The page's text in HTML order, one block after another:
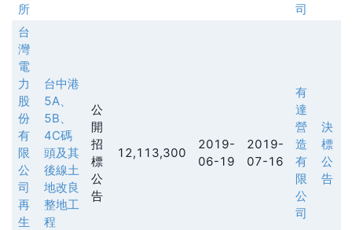
所
司
台
灣
電
力
股
份
有
限
公
司
再
生
台中港
5A、
5B、
4C碼
頭及其
後線土
地改良
整地工
程
公
開
招
標
公
告
12,113,300
2019-
06-19
2019-
07-16
有
達
營
造
有
限
公
司
決
標
公
告